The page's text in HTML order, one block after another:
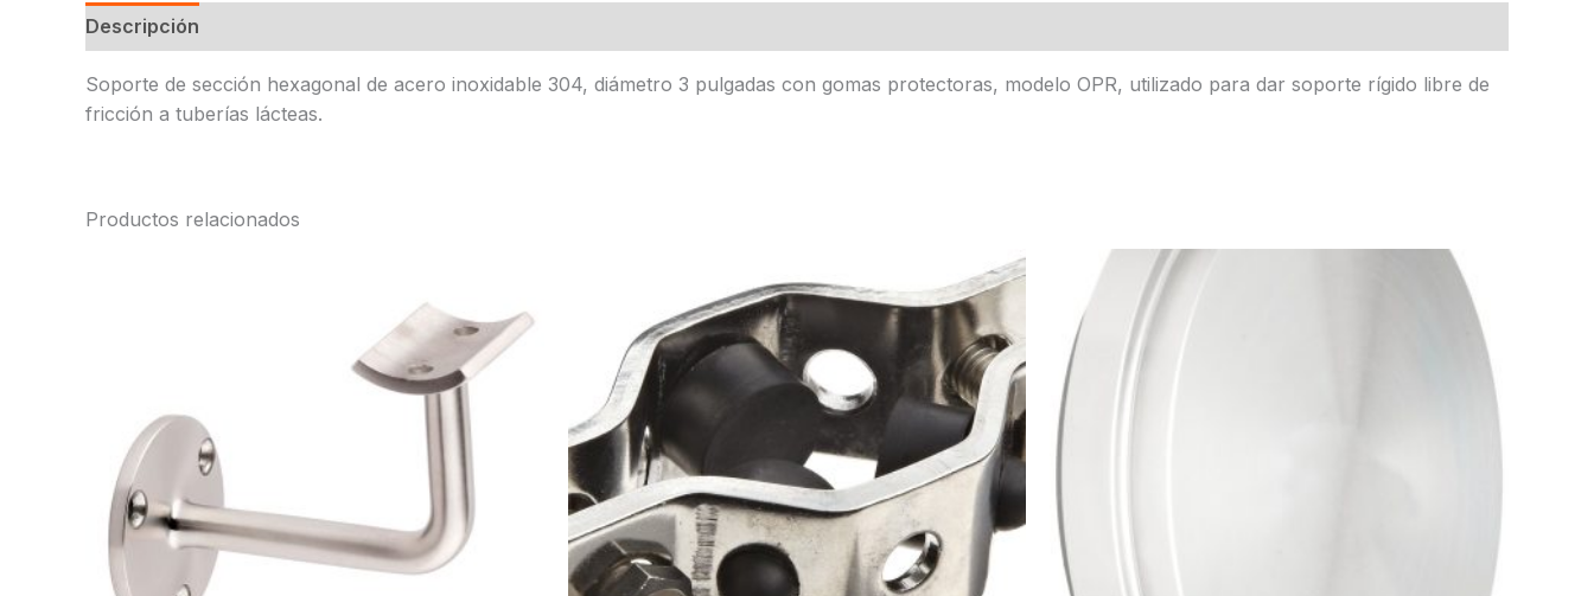
Descripción
Soporte de sección hexagonal de acero inoxidable 304, diámetro 3 pulgadas con gomas protectoras, modelo OPR, utilizado para dar soporte rígido libre de
fricción a tuberías lácteas.
Productos relacionados